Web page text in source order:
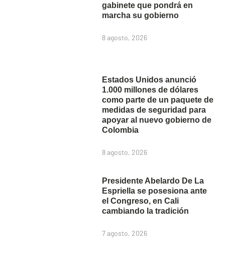
gabinete que pondrá en
marcha su gobierno
8 agosto, 2026
Estados Unidos anunció
1.000 millones de dólares
como parte de un paquete de
medidas de seguridad para
apoyar al nuevo gobierno de
Colombia
8 agosto, 2026
Presidente Abelardo De La
Espriella se posesiona ante
el Congreso, en Cali
cambiando la tradición
7 agosto, 2026